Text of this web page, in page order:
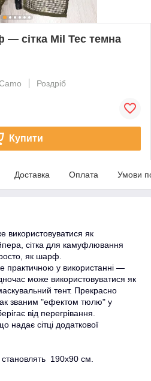
сітка Mil Tec темна
Роздріб
Купити
Доставка Оплата Умови
використовуватися як
сітка для камуфлювання
як шарф.
практичною у використанні —
може використовуватися як
тент. Прекрасно
званим "ефектом тюлю" у
від перегрівання.
надає сітці додаткової
становлять 190х90 см.